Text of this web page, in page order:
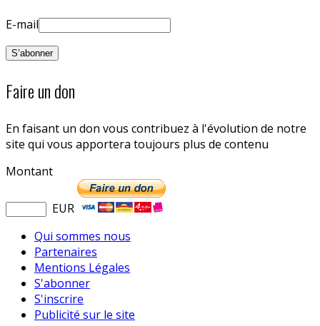
E-mail
Faire un don
En faisant un don vous contribuez à l'évolution de notre
site qui vous apportera toujours plus de contenu
Montant
EUR
Qui sommes nous
Partenaires
Mentions Légales
S'abonner
S'inscrire
Publicité sur le site